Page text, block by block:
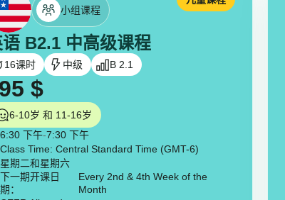
小组课程
语 B2.1 中高级课程
16课时 中级 B 2.1
$
6-10岁 和 11-16岁
6:30 下午-7:30 下午
Class Time: Central Standard Time (GMT-6)
星期二和星期六
下一期开课日
期：
Every 2nd & 4th Week of the
Month